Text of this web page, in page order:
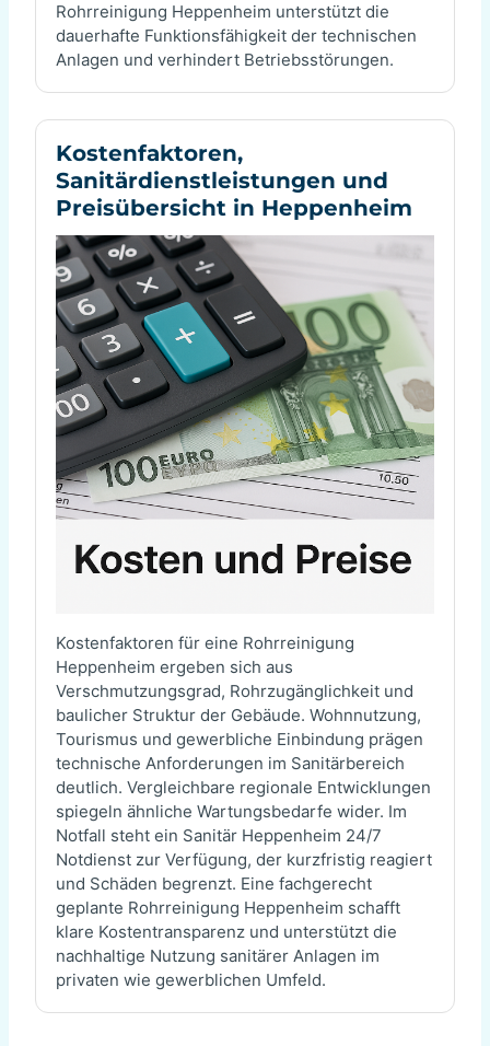
Rohrreinigung Heppenheim unterstützt die
dauerhafte Funktionsfähigkeit der technischen
Anlagen und verhindert Betriebsstörungen.
Kostenfaktoren,
Sanitärdienstleistungen und
Preisübersicht in Heppenheim
Kostenfaktoren für eine Rohrreinigung
Heppenheim ergeben sich aus
Verschmutzungsgrad, Rohrzugänglichkeit und
baulicher Struktur der Gebäude. Wohnnutzung,
Tourismus und gewerbliche Einbindung prägen
technische Anforderungen im Sanitärbereich
deutlich. Vergleichbare regionale Entwicklungen
spiegeln ähnliche Wartungsbedarfe wider. Im
Notfall steht ein Sanitär Heppenheim 24/7
Notdienst zur Verfügung, der kurzfristig reagiert
und Schäden begrenzt. Eine fachgerecht
geplante Rohrreinigung Heppenheim schafft
klare Kostentransparenz und unterstützt die
nachhaltige Nutzung sanitärer Anlagen im
privaten wie gewerblichen Umfeld.